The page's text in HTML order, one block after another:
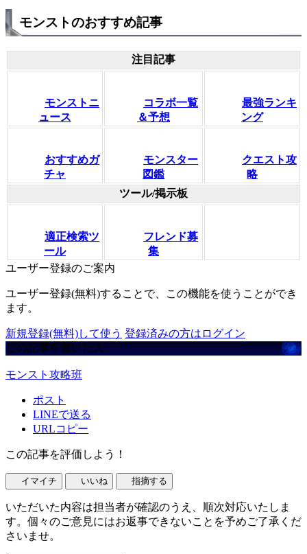
モンストのおすすめ記事
注目記事
モンストニ
ュース
コラボ一覧
＆予想
最強ランキ
ング
おすすめガ
チャ
モンスター
図鑑
クエスト攻
略
ツール/掲示板
適正検索ツ
ール
フレンド募
集
ユーザー登録のご案内
ユーザー登録(無料)することで、この機能を使うことができ
ます。
新規登録(無料)して使う 登録済みの方はログイン
この記事を書いた人
モンスト攻略班
ポスト
LINEで送る
URLコピー
この記事を評価しよう！
イマイチ いいね 指摘する
いただいた内容は担当者が確認のうえ、順次対応いたしま
す。個々のご意見にはお返事できないことを予めご了承くだ
さいませ。